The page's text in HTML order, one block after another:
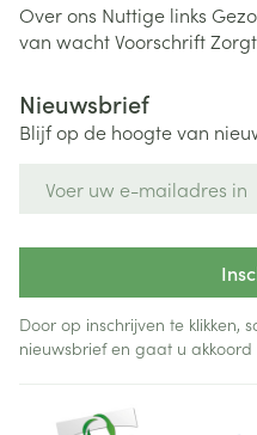
Over ons Nuttige links
van wachtVoorschrift
Nieuwsbrief
Blijf op de hoogte van
Door op inschrijven te klikken,
nieuwsbrief en gaat u